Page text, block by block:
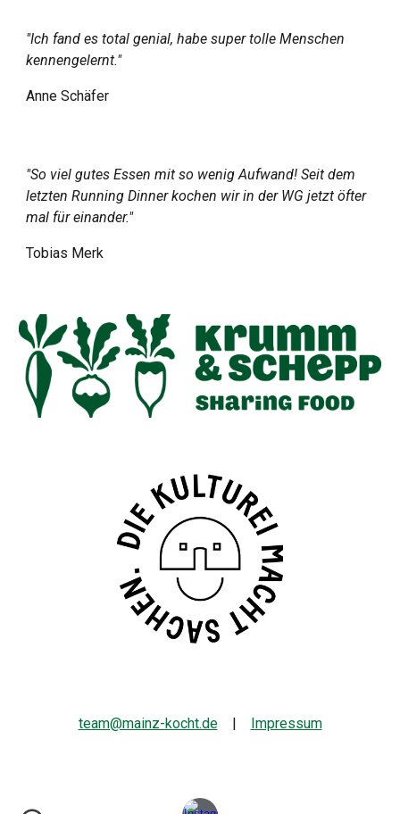
"Ich fand es total genial, habe super tolle Menschen
kennengelernt."
Anne Schäfer
"So viel gutes Essen mit so wenig Aufwand! Seit dem
letzten Running Dinner kochen wir in der WG jetzt öfter
mal für einander."
Tobias Merk
team@mainz-kocht.de| Impressum